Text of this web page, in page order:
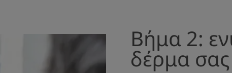
Βήμα 2:
δέρμα σας